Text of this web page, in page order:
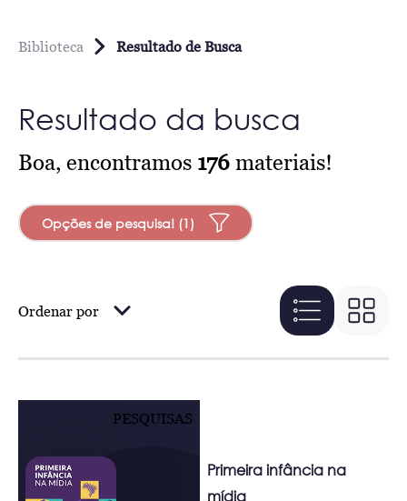
Biblioteca Resultado de Busca
Resultado da busca
Boa, encontramos 176 materiais!
Opções de pesquisa! (1)
Ordenar por
PESQUISAS
Primeira infância na
mídia